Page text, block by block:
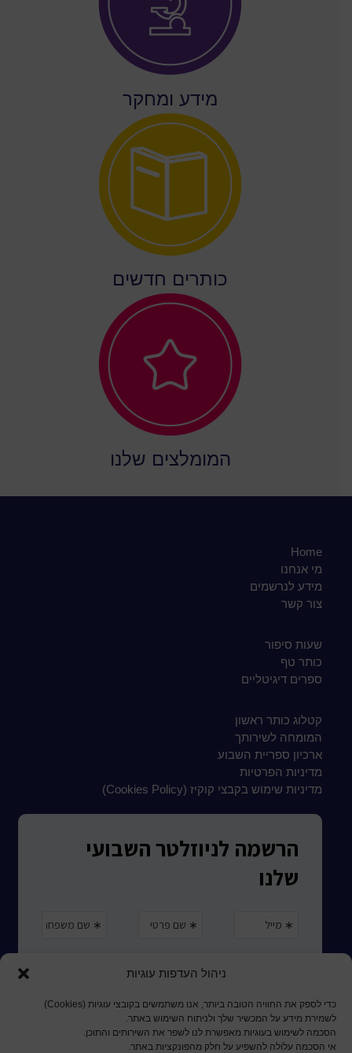
ניהול העדפות עוגיות
כדי לספק את החוויה הטובה ביותר, אנו משתמשים בקובצי עוגיות (Cookies)
לשמירת מידע על המכשיר שלך ולניתוח השימוש באתר.
הסכמה לשימוש בעוגיות מאפשרת לנו לשפר את השירותים והתוכן.
אי הסכמה עלולה להשפיע על חלק מהפונקציות באתר.
מידע ומחקר
כותרים חדשים
המומלצים שלנו
Home
מי אנחנו
מידע לנרשמים
צור קשר
שעות סיפור
כותר טף
ספרים דיגיטליים
קטלוג כותר ראשון
המומחה לשירותך
ארכיון ספריית השבוע
מדיניות הפרטיות
מדיניות שימוש בקבצי קוקיז (Cookies Policy)